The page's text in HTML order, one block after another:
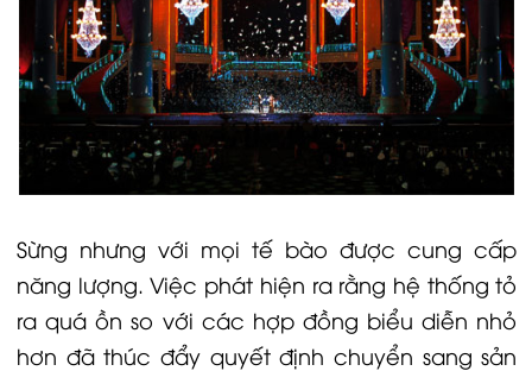
Sừng nhưng với mọi tế bào được cung cấp
năng lượng. Việc phát hiện ra rằng hệ thống tỏ
ra quá ồn so với các hợp đồng biểu diễn nhỏ
hơn đã thúc đẩy quyết định chuyển sang sản